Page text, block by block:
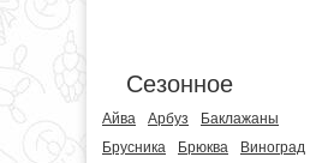
Сезонное
Айва Арбуз
Баклажаны
Брусника
Брюква
Виноград